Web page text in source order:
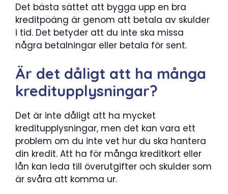
Det bästa sättet att bygga upp en bra
kreditpoäng är genom att betala av skulder
i tid. Det betyder att du inte ska missa
några betalningar eller betala för sent.
Är det dåligt att ha många
kreditupplysningar?
Det är inte dåligt att ha mycket
kreditupplysningar, men det kan vara ett
problem om du inte vet hur du ska hantera
din kredit. Att ha för många kreditkort eller
lån kan leda till överutgifter och skulder som
är svåra att komma ur.